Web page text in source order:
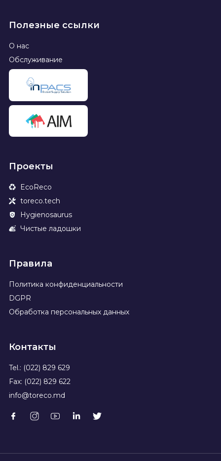
Полезные ссылки
О нас
Обслуживание
Проекты
EcoReco
toreco.tech
Hygienosaurus
Чистые ладошки
Правила
Политика конфиденциальности
DGPR
Обработка персональных данных
Контакты
Tel.: (022) 829 629
Fax: (022) 829 622
info@toreco.md